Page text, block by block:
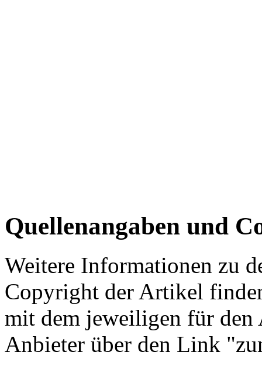
Quellenangaben und
Weitere Informationen zu
Copyright der Artikel
mit dem jeweiligen für
Anbieter über den Link